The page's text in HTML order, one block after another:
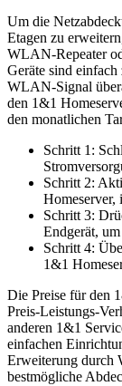
Um die
Etagen zu
WLAN-Repeater
Geräte sind einfach
WLAN-Signal
den 1&1
den monatlichen
Schritt 1:
Schritt 2:
Homeserver,
Schritt 3:
Endgerät,
Schritt 4:
1&1
Die Preise für den
Preis-Leistungs-
anderen 1&1
einfachen
Erweiterung durch
bestmögliche